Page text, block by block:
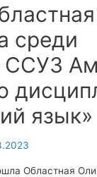
среди
ССУЗ
язык»
Областная